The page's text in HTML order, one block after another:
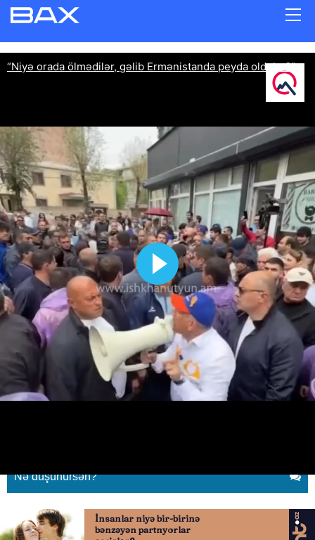
“Niyə orada ölmədilər, gəlib
Ermənistanda peyda oldular?”
19.05.2026
Nə düşünürsən?